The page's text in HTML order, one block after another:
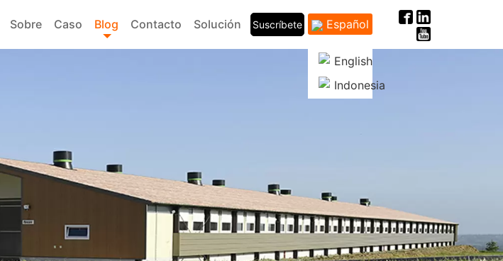
Sobre Caso Blog Contacto Solución Suscríbete Español
English
Indonesia